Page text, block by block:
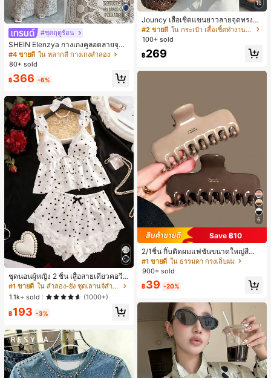
5
#ชุดฤดูร้อน
SHEIN Elenzya กางเกงคูลอตลายจุดเ
อวสูงแบบใหม่สำหรับฤดูใบไม้ผลิ/ฤดูร้อ
น, สไตล์หรูหราเหมาะสำหรับใส่ในชีวิต
ทจสำหรับฤดูรับปริญญา, เทศกาลดนตร
#4 ขายดี ใน หลากสี กางเกงลำลอง
80+ sold
฿366 -6%
ชุดนอนผู้หญิง 2 ชิ้น เสื้อสายเดี่ยวคอวีลู
กไม้ พร้อมกางเกงขาสั้นแต่งลูกไม้ แต่ง
โบว์ที่เอว ชุดลำลองผู้หญิงนุ่มสบายน่ารั
ก สไตล์เอสเธติก
#1 ขายดี
ใน ลำลอง-ยัง ชุดเลานจ์สำหรับผู้หญิง
1.1k+ sold
(1000+)
฿193 -3%
16
Jouncy เสื้อเชิ้ตแขนยาวลายจุดทรงหล
วมสำหรับผู้หญิง
#2 ขายดี
ใน กระเป๋า เสื้อเชิ้ตทำงานมีกระเป๋า
100+ sold
฿269
6
Save ฿10
2/1ชิ้น กิ๊บติดผมแฟชั่นขนาดใหญ่สีน้ำ
ตาลชานมสำหรับผู้หญิง เหมาะสำหรับก
ารอาบน้ำ ล้างหน้า และจัดแต่งทรงผม
#1 ขายดี ใน ธรรมดา กรงเล็บผม
900+ sold
฿39 -20%